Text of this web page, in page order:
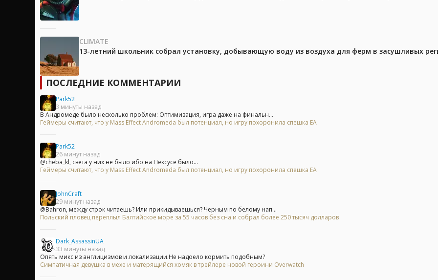
CLIMATE
13-летний школьник собрал установку, добывающую воду из воздуха для ферм в засушливых
ПОСЛЕДНИЕ КОММЕНТАРИИ
Park52
3 минуты назад
В Андромеде было несколько проблем: Оптимизация, игра даже на финальн...
Геймеры считают, что у Mass Effect Andromeda был потенциал, но игру похоронила спешка EA
Park52
26 минут назад
@cheba_kl, света у них не было ибо на Нексусе было...
Геймеры считают, что у Mass Effect Andromeda был потенциал, но игру похоронила спешка EA
JohnCraft
29 минут назад
@Bahron, между строк читаешь? Или прикидываешься? Черным по белому нап...
Польский пловец переплыл Балтийское море за 55 часов без сна и собрал более 250 тысяч долларов
Dark_AssassinUA
33 минуты назад
Опять микс из англицизмов и локализации.Не надоело кормить подобным?
Симпатичная девушка в мехе и матерящийся хомяк в трейлере новой героини Overwatch